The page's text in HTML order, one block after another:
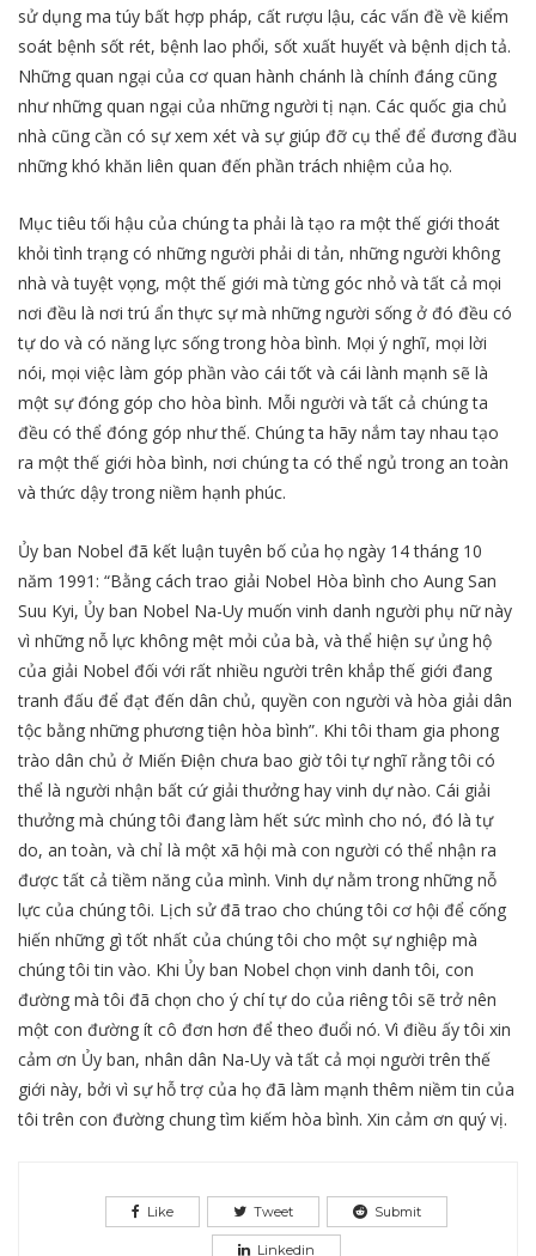
sử dụng ma túy bất hợp pháp, cất rượu lậu, các vấn đề về kiểm
soát bệnh sốt rét, bệnh lao phổi, sốt xuất huyết và bệnh dịch tả.
Những quan ngại của cơ quan hành chánh là chính đáng cũng
như những quan ngại của những người tị nạn. Các quốc gia chủ
nhà cũng cần có sự xem xét và sự giúp đỡ cụ thể để đương đầu
những khó khăn liên quan đến phần trách nhiệm của họ.
Mục tiêu tối hậu của chúng ta phải là tạo ra một thế giới thoát
khỏi tình trạng có những người phải di tản, những người không
nhà và tuyệt vọng, một thế giới mà từng góc nhỏ và tất cả mọi
nơi đều là nơi trú ẩn thực sự mà những người sống ở đó đều có
tự do và có năng lực sống trong hòa bình. Mọi ý nghĩ, mọi lời
nói, mọi việc làm góp phần vào cái tốt và cái lành mạnh sẽ là
một sự đóng góp cho hòa bình. Mỗi người và tất cả chúng ta
đều có thể đóng góp như thế. Chúng ta hãy nắm tay nhau tạo
ra một thế giới hòa bình, nơi chúng ta có thể ngủ trong an toàn
và thức dậy trong niềm hạnh phúc.
Ủy ban Nobel đã kết luận tuyên bố của họ ngày 14 tháng 10
năm 1991: “Bằng cách trao giải Nobel Hòa bình cho Aung San
Suu Kyi, Ủy ban Nobel Na-Uy muốn vinh danh người phụ nữ này
vì những nỗ lực không mệt mỏi của bà, và thể hiện sự ủng hộ
của giải Nobel đối với rất nhiều người trên khắp thế giới đang
tranh đấu để đạt đến dân chủ, quyền con người và hòa giải dân
tộc bằng những phương tiện hòa bình”. Khi tôi tham gia phong
trào dân chủ ở Miến Điện chưa bao giờ tôi tự nghĩ rằng tôi có
thể là người nhận bất cứ giải thưởng hay vinh dự nào. Cái giải
thưởng mà chúng tôi đang làm hết sức mình cho nó, đó là tự
do, an toàn, và chỉ là một xã hội mà con người có thể nhận ra
được tất cả tiềm năng của mình. Vinh dự nằm trong những nỗ
lực của chúng tôi. Lịch sử đã trao cho chúng tôi cơ hội để cống
hiến những gì tốt nhất của chúng tôi cho một sự nghiệp mà
chúng tôi tin vào. Khi Ủy ban Nobel chọn vinh danh tôi, con
đường mà tôi đã chọn cho ý chí tự do của riêng tôi sẽ trở nên
một con đường ít cô đơn hơn để theo đuổi nó. Vì điều ấy tôi xin
cảm ơn Ủy ban, nhân dân Na-Uy và tất cả mọi người trên thế
giới này, bởi vì sự hỗ trợ của họ đã làm mạnh thêm niềm tin của
tôi trên con đường chung tìm kiếm hòa bình. Xin cảm ơn quý vị.
Like Tweet Submit
Linkedin